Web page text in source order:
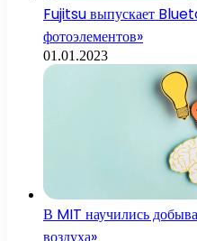
Fujitsu выпускает
фотоэлементов»
01.01.2023
В MIT научились
воздуха»